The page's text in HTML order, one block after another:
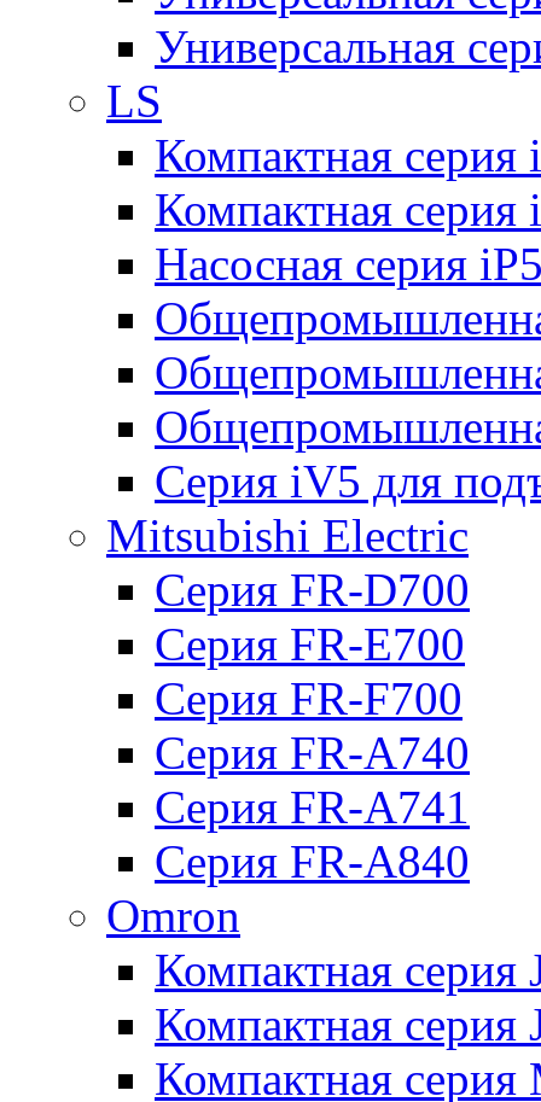
Универсальная
LS
Компактная серия
Компактная серия
Насосная серия
Серия iV5 для
Mitsubishi Electric
Серия FR-D700
Серия FR-E700
Серия FR-F700
Серия FR-А740
Серия FR-А741
Серия FR-А840
Omron
Компактная серия
Компактная серия
Компактная серия